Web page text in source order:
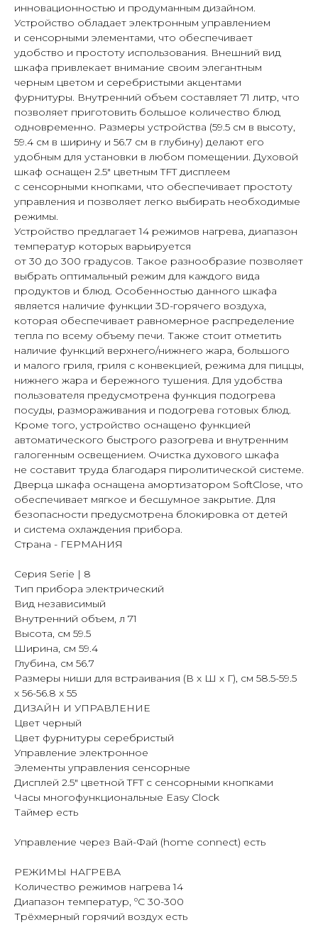
инновационностью и продуманным дизайном.
Устройство обладает электронным управлением
и сенсорными элементами, что обеспечивает
удобство и простоту использования. Внешний вид
шкафа привлекает внимание своим элегантным
черным цветом и серебристыми акцентами
фурнитуры. Внутренний объем составляет 71 литр, что
позволяет приготовить большое количество блюд
одновременно. Размеры устройства (59.5 см в высоту,
59.4 см в ширину и 56.7 см в глубину) делают его
удобным для установки в любом помещении. Духовой
шкаф оснащен 2.5″ цветным TFT дисплеем
с сенсорными кнопками, что обеспечивает простоту
управления и позволяет легко выбирать необходимые
режимы.
Устройство предлагает 14 режимов нагрева, диапазон
температур которых варьируется
от 30 до 300 градусов. Такое разнообразие позволяет
выбрать оптимальный режим для каждого вида
продуктов и блюд. Особенностью данного шкафа
является наличие функции 3D-горячего воздуха,
которая обеспечивает равномерное распределение
тепла по всему объему печи. Также стоит отметить
наличие функций верхнего/нижнего жара, большого
и малого гриля, гриля с конвекцией, режима для пиццы,
нижнего жара и бережного тушения. Для удобства
пользователя предусмотрена функция подогрева
посуды, размораживания и подогрева готовых блюд.
Кроме того, устройство оснащено функцией
автоматического быстрого разогрева и внутренним
галогенным освещением. Очистка духового шкафа
не составит труда благодаря пиролитической системе.
Дверца шкафа оснащена амортизатором SoftClose, что
обеспечивает мягкое и бесшумное закрытие. Для
безопасности предусмотрена блокировка от детей
и система охлаждения прибора.
Страна - ГЕРМАНИЯ
Серия Serie | 8
Тип прибора электрический
Вид независимый
Внутренний объем, л 71
Высота, см 59.5
Ширина, см 59.4
Глубина, см 56.7
Размеры ниши для встраивания (В х Ш х Г), см 58.5-59.5
х 56-56.8 х 55
ДИЗАЙН И УПРАВЛЕНИЕ
Цвет черный
Цвет фурнитуры серебристый
Управление электронное
Элементы управления сенсорные
Дисплей 2.5″ цветной TFT с сенсорными кнопками
Часы многофункциональные Easy Clock
Таймер есть
Управление через Вай-Фай (home connect) есть
РЕЖИМЫ НАГРЕВА
Количество режимов нагрева 14
Диапазон температур, ºC 30-300
Трёхмерный горячий воздух есть